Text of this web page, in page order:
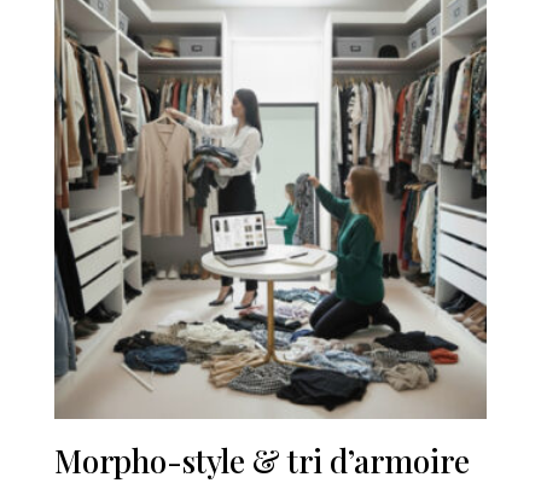
v
e
:
Morpho-style & tri d’armoire